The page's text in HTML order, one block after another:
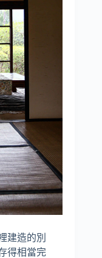
建造的別
得相當完